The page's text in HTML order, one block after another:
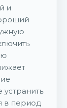
и
в период